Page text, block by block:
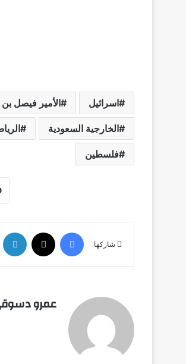
اسرائيل الأمير فيصل
الخارجية السعودية
فلسطين
شاركها
عمرو